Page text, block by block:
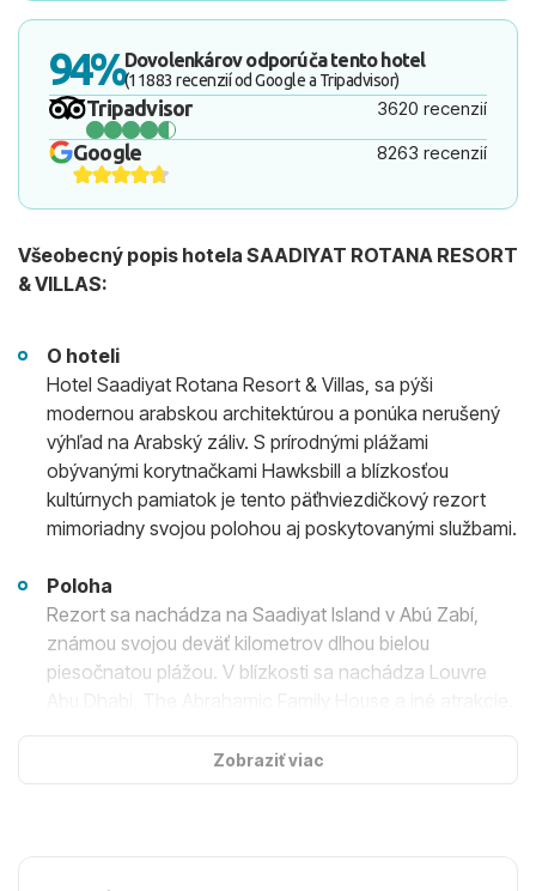
94%Dovolenkárov odporúča tento hotel
(11883 recenzií od Google a Tripadvisor)
Tripadvisor 3620 recenzií
Google 8263 recenzií
Všeobecný popis hotela SAADIYAT ROTANA RESORT
& VILLAS:
O hoteli
Hotel Saadiyat Rotana Resort & Villas, sa pýši
modernou arabskou architektúrou a ponúka nerušený
výhľad na Arabský záliv. S prírodnými plážami
obývanými korytnačkami Hawksbill a blízkosťou
kultúrnych pamiatok je tento päťhviezdičkový rezort
mimoriadny svojou polohou aj poskytovanými službami.
Poloha
Rezort sa nachádza na Saadiyat Island v Abú Zabí,
známou svojou deväť kilometrov dlhou bielou
piesočnatou plážou. V blízkosti sa nachádza Louvre
Zobraziť viac